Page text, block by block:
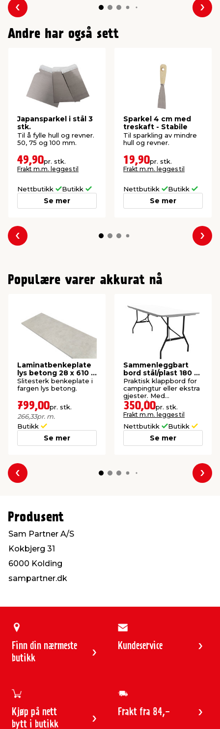
Forrige
Andre har også sett
Japansparkel i stål 3
stk.
Til å fylle hull og revner.
50, 75 og 100 mm.
49,90pr. stk.
Frakt m.m. legges til
Nettbutikk Butikk
Se mer
Sparkel 4 cm med
treskaft - Stabile
Til sparkling av mindre
hull og revner.
19,90pr. stk.
Frakt m.m. legges til
Nettbutikk Butikk
Se mer
Forrige
Populære varer akkurat nå
Laminatbenkeplate
lys betong 28 x 610 x
3000 mm
Slitesterk benkeplate i
fargen lys betong.
799,00pr. stk.
266,33pr. m.
Butikk
Se mer
Sammenleggbart
bord stål/plast 180 x
75 cm hvit
Praktisk klappbord for
campingtur eller ekstra
gjester. Med
bærehåndtak.
350,00pr. stk.
Frakt m.m. legges til
Nettbutikk Butikk
Se mer
Forrige
Produsent
Sam Partner A/S
Kokbjerg 31
6000 Kolding
sampartner.dk
Finn din nærmeste
butikk
Kundeservice
Kjøp på nett
bytt i butikk
Frakt fra 84,-